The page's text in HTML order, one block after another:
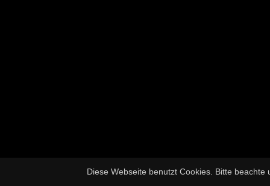
Diese Webseite benutzt Cookies. Bitte beachte